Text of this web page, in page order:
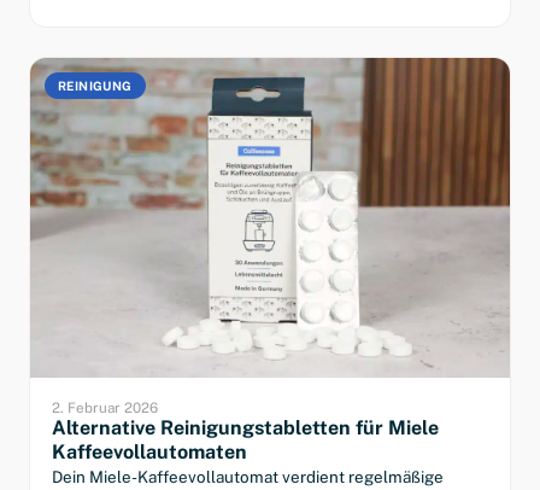
REINIGUNG
2. Februar 2026
Alternative Reinigungstabletten für Miele
Kaffeevollautomaten
Dein Miele-Kaffeevollautomat verdient regelmäßige